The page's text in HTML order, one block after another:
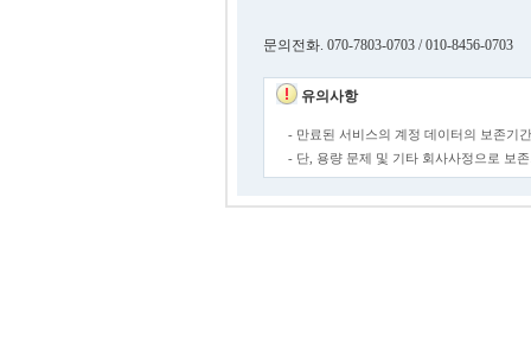
문의전화. 070-7803-0703 / 010-8456-0703
유의사항
- 만료된 서비스의 계정 데이터의 보존기
- 단, 용량 문제 및 기타 회사사정으로 보